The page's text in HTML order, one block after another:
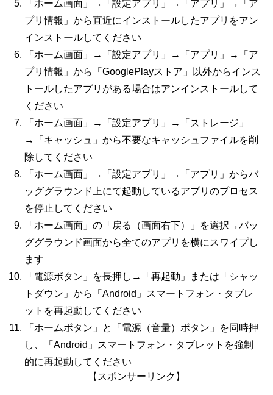
「ホーム画面」→「設定アプリ」→「アプリ」→「ア
プリ情報」から直近にインストールしたアプリをアン
インストールしてください
「ホーム画面」→「設定アプリ」→「アプリ」→「ア
プリ情報」から「GooglePlayストア」以外からインス
トールしたアプリがある場合はアンインストールして
ください
「ホーム画面」→「設定アプリ」→「ストレージ」
→「キャッシュ」から不要なキャッシュファイルを削
除してください
「ホーム画面」→「設定アプリ」→「アプリ」からバ
ッググラウンド上にて起動しているアプリのプロセス
を停止してください
「ホーム画面」の「戻る（画面右下）」を選択→バッ
ググラウンド画面から全てのアプリを横にスワイプし
ます
「電源ボタン」を長押し→「再起動」または「シャッ
トダウン」から「Android」スマートフォン・タブレ
ットを再起動してください
「ホームボタン」と「電源（音量）ボタン」を同時押
し、「Android」スマートフォン・タブレットを強制
的に再起動してください
【スポンサーリンク】